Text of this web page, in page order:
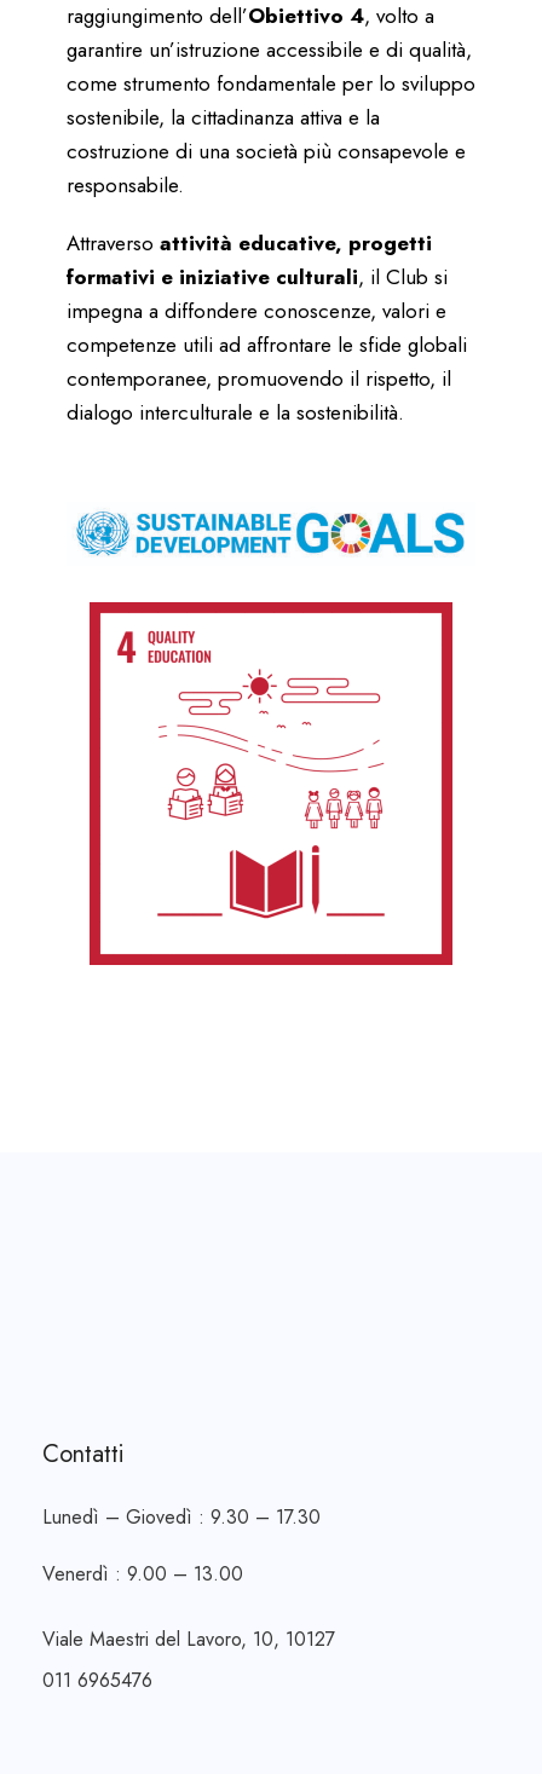
raggiungimento dell’Obiettivo 4, volto a
garantire un’istruzione accessibile e di qualità,
come strumento fondamentale per lo sviluppo
sostenibile, la cittadinanza attiva e la
costruzione di una società più consapevole e
responsabile.
Attraverso attività educative, progetti
formativi e iniziative culturali, il Club si
impegna a diffondere conoscenze, valori e
competenze utili ad affrontare le sfide globali
contemporanee, promuovendo il rispetto, il
dialogo interculturale e la sostenibilità.
Contatti
Lunedì – Giovedì : 9.30 – 17.30
Venerdì : 9.00 – 13.00
Viale Maestri del Lavoro, 10, 10127
011 6965476